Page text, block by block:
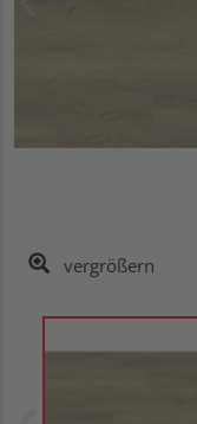
vergrößern